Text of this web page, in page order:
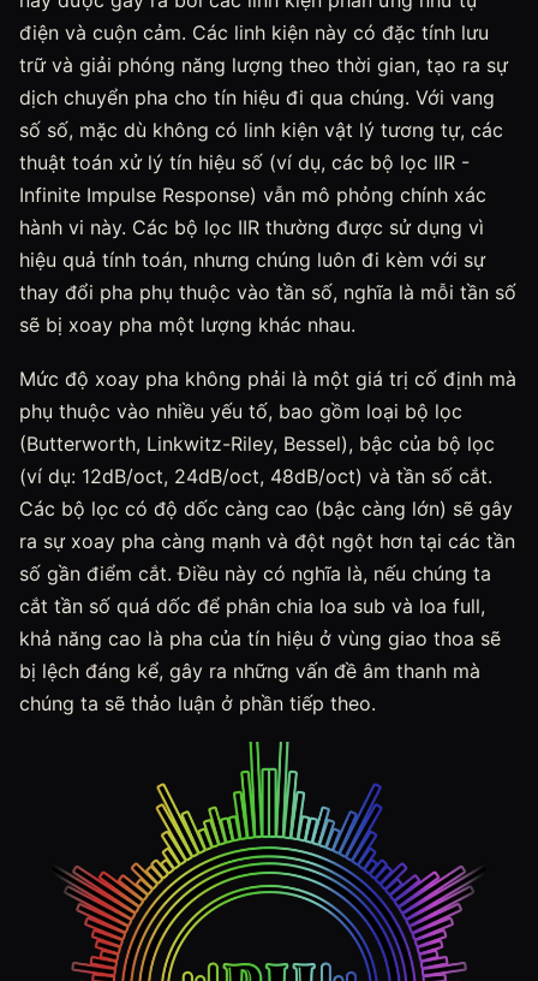
điện và cuộn cảm. Các linh kiện này có đặc tính lưu
trữ và giải phóng năng lượng theo thời gian, tạo ra sự
dịch chuyển pha cho tín hiệu đi qua chúng. Với vang
số số, mặc dù không có linh kiện vật lý tương tự, các
thuật toán xử lý tín hiệu số (ví dụ, các bộ lọc IIR -
Infinite Impulse Response) vẫn mô phỏng chính xác
hành vi này. Các bộ lọc IIR thường được sử dụng vì
hiệu quả tính toán, nhưng chúng luôn đi kèm với sự
thay đổi pha phụ thuộc vào tần số, nghĩa là mỗi tần số
sẽ bị xoay pha một lượng khác nhau.
Mức độ xoay pha không phải là một giá trị cố định mà
phụ thuộc vào nhiều yếu tố, bao gồm loại bộ lọc
(Butterworth, Linkwitz-Riley, Bessel), bậc của bộ lọc
(ví dụ: 12dB/oct, 24dB/oct, 48dB/oct) và tần số cắt.
Các bộ lọc có độ dốc càng cao (bậc càng lớn) sẽ gây
ra sự xoay pha càng mạnh và đột ngột hơn tại các tần
số gần điểm cắt. Điều này có nghĩa là, nếu chúng ta
cắt tần số quá dốc để phân chia loa sub và loa full,
khả năng cao là pha của tín hiệu ở vùng giao thoa sẽ
bị lệch đáng kể, gây ra những vấn đề âm thanh mà
chúng ta sẽ thảo luận ở phần tiếp theo.